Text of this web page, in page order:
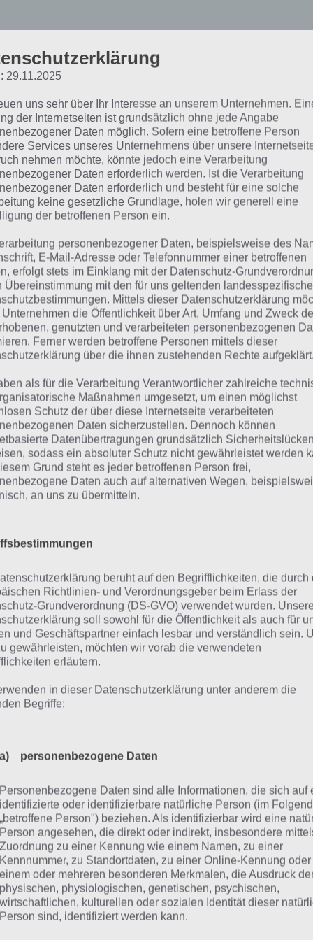
Erkenntnisse
wir auf den großen Bundesland Vergleich kommen,
Kenntnisse aus dem IQ Test eingehen.
ohne Schulabschlusshaben im Schnitt einen IQ
mitAbitur einen IQ von 110 haben.Personen
mit 112 nur einen unwesentlich höheren IQ, was der
der IQ mit zunehmenden Alter sich kaum noch
IQ Test gab eskaum einen Unterschied zwischen
Österreich und Schweiz.
sind im Schnitt (101) etwas intelligenter als
einbezieht). Nimmt man nur Personen mit
so ist der Unterschied mit 110 (Männer) und 106 (Frauen)
schlauste Berufsgruppe sind Personen im IT-Bereich
Nur im Mittelfeld befindet sich Medizin-
intelligent ist dein
große Vergleich
keiner Statistik, die du nicht selbst gefälscht hast.” Da
in unserer Datenbank gespeichert sind, können
werden. Es kommt immer auf die Kriterien
Grund haben wir verschiedene Auswertungen parat.
Tabelle haben wir dabei stets die Platzierung
welcher Auswertung auf welchem Platz liegt. In der
aus den einzelnen Platzierungen errechnet
angegeben.
Auswertung 1: Alle Personen zwischen 16 und 67
29.11.2025
uns sehr über Ihr Interesse an unserem Unternehmen.
der Internetseiten ist grundsätzlich ohne jede Angabe
Daten möglich. Sofern eine betroffene Person
Services unseres Unternehmens über unsere
nehmen möchte, könnte jedoch eine Verarbeitung
Daten erforderlich werden. Ist die Verarbeitung
Daten erforderlich und besteht für eine solche
keine gesetzliche Grundlage, holen wir generell eine
der betroffenen Person ein.
personenbezogener Daten, beispielsweise des
E-Mail-Adresse oder Telefonnummer einer betroffenen
erfolgt stets im Einklang mit der Datenschutz-
Übereinstimmung mit den für uns geltenden
Mittels dieser Datenschutzerklärung
Unternehmen die Öffentlichkeit über Art, Umfang und Zweck
genutzten und verarbeiteten personenbezogenen
Ferner werden betroffene Personen mittels dieser
über die ihnen zustehenden Rechte aufgeklärt.
als für die Verarbeitung Verantwortlicher zahlreiche
Maßnahmen umgesetzt, um einen möglichst
Schutz der über diese Internetseite verarbeiteten
Daten sicherzustellen. Dennoch können
Datenübertragungen grundsätzlich Sicherheitslücken
sodass ein absoluter Schutz nicht gewährleistet werden
Grund steht es jeder betroffenen Person frei,
Daten auch auf alternativen Wegen,
an uns zu übermitteln.
beruht auf den Begrifflichkeiten, die durch
Richtlinien- und Verordnungsgeber beim Erlass der
Grundverordnung (DS-GVO) verwendet wurden. Unsere
soll sowohl für die Öffentlichkeit als auch für
und Geschäftspartner einfach lesbar und verständlich sein.
gewährleisten, möchten wir vorab die verwendeten
erläutern.
in dieser Datenschutzerklärung unter anderem die
Begriffe:
a) personenbezogene Daten
Personenbezogene Daten sind alle Informationen, die sich auf
identifizierte oder identifizierbare natürliche Person (im
„betroffene Person") beziehen. Als identifizierbar wird eine
Person angesehen, die direkt oder indirekt, insbesondere
Zuordnung zu einer Kennung wie einem Namen, zu einer
Kennnummer, zu Standortdaten, zu einer Online-Kennung oder
einem oder mehreren besonderen Merkmalen, die Ausdruck
physischen, physiologischen, genetischen, psychischen,
wirtschaftlichen, kulturellen oder sozialen Identität dieser
Person sind, identifiziert werden kann.